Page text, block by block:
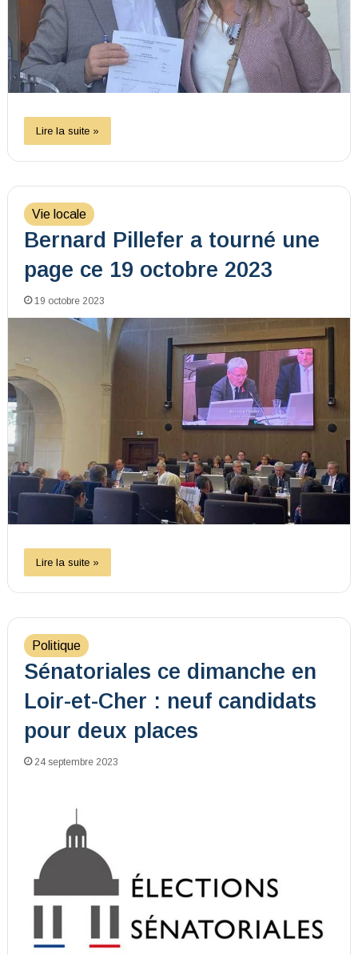
Lire la suite »
Vie locale
Bernard Pillefer a tourné une
page ce 19 octobre 2023
19 octobre 2023
Lire la suite »
Politique
Sénatoriales ce dimanche en
Loir-et-Cher : neuf candidats
pour deux places
24 septembre 2023